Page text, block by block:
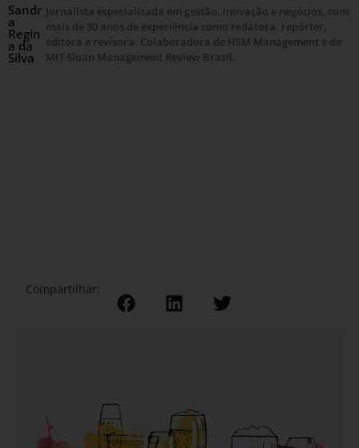
Sandr
a
Regin
a da
Silva
Jornalista especializada em gestão, inovação e negócios, com
mais de 30 anos de experiência como redatora, repórter,
editora e revisora. Colaboradora de HSM Management e de
MIT Sloan Management Review Brasil.
Compartilhar: